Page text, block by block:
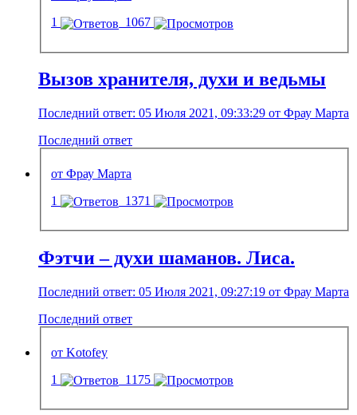
1
1067
Вызов хранителя, духи и ведьмы
Последний ответ: 05 Июля 2021, 09:33:29 от Фрау Марта
Последний ответ
от Фрау Марта
1
1371
Фэтчи – духи шаманов. Лиса.
Последний ответ: 05 Июля 2021, 09:27:19 от Фрау Марта
Последний ответ
от Kotofey
1
1175